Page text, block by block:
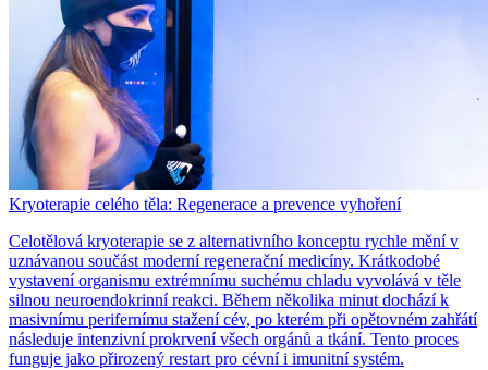
Kryoterapie celého těla: Regenerace a prevence vyhoření
Celotělová kryoterapie se z alternativního konceptu rychle mění v
uznávanou součást moderní regenerační medicíny. Krátkodobé
vystavení organismu extrémnímu suchému chladu vyvolává v těle
silnou neuroendokrinní reakci. Během několika minut dochází k
masivnímu perifernímu stažení cév, po kterém při opětovném zahřátí
následuje intenzivní prokrvení všech orgánů a tkání. Tento proces
funguje jako přirozený restart pro cévní i imunitní systém.